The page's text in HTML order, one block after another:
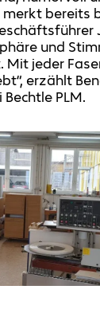
bereits
und
Mit jeder
erzählt
PLM.